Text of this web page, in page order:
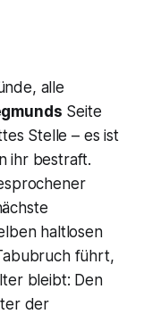
alle
Seite
Stelle – es ist
ihr bestraft.
haltlosen
führt,
bleibt: Den
der